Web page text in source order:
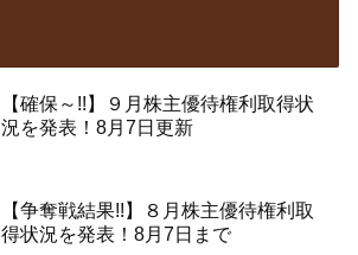
【確保～!!】９月株主優待権利取得状
況を発表！8月7日更新
【争奪戦結果!!】８月株主優待権利取
得状況を発表！8月7日まで